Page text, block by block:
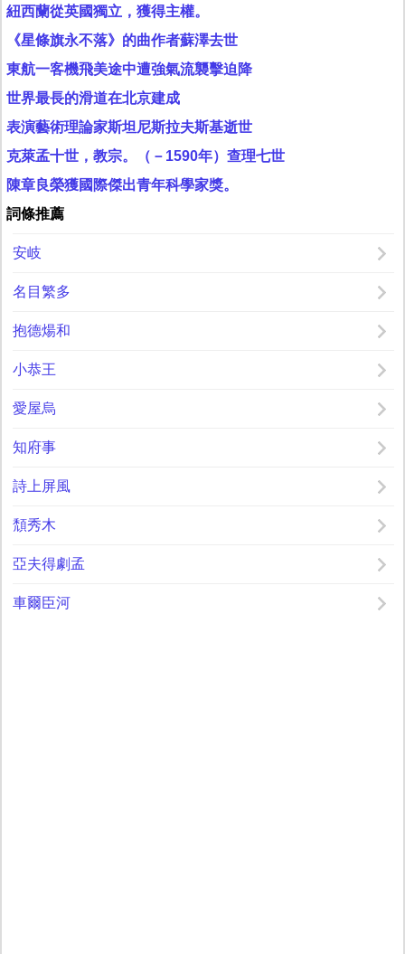
紐西蘭從英國獨立，獲得主權。
《星條旗永不落》的曲作者蘇澤去世
東航一客機飛美途中遭強氣流襲擊迫降
世界最長的滑道在北京建成
表演藝術理論家斯坦尼斯拉夫斯基逝世
克萊孟十世，教宗。（－1590年）查理七世
陳章良榮獲國際傑出青年科學家獎。
詞條推薦
安岐
名目繁多
抱德煬和
小恭王
愛屋烏
知府事
詩上屏風
頹秀木
亞夫得劇孟
車爾臣河